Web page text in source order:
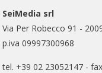
SeiMedia srl
Via Per Robecco 91 -
p.iva 09997300968
tel. +39 02 23052147 -